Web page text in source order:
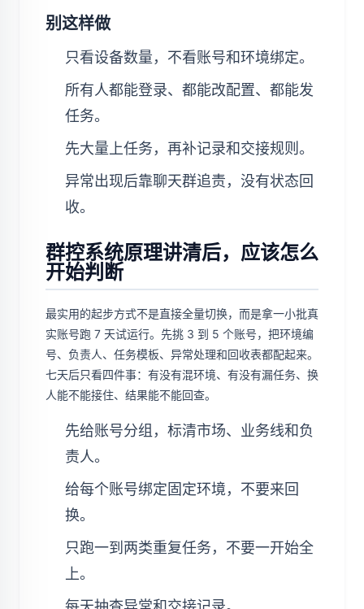
别这样做
只看设备数量，不看账号和环境绑定。
所有人都能登录、都能改配置、都能发
任务。
先大量上任务，再补记录和交接规则。
异常出现后靠聊天群追责，没有状态回
收。
群控系统原理讲清后，应该怎么
开始判断
最实用的起步方式不是直接全量切换，而是拿一小批真
实账号跑 7 天试运行。先挑 3 到 5 个账号，把环境编
号、负责人、任务模板、异常处理和回收表都配起来。
七天后只看四件事：有没有混环境、有没有漏任务、换
人能不能接住、结果能不能回查。
先给账号分组，标清市场、业务线和负
责人。
给每个账号绑定固定环境，不要来回
换。
只跑一到两类重复任务，不要一开始全
上。